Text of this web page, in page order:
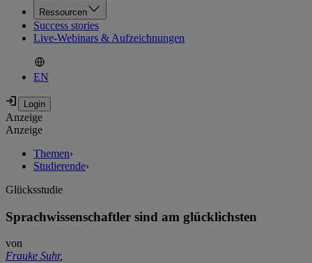
Ressourcen
Success stories
Live-Webinars & Aufzeichnungen
EN
Anzeige
Anzeige
Themen›
Studierende›
Glücksstudie
Sprachwissenschaftler sind am glücklichsten
von
Frauke Suhr,